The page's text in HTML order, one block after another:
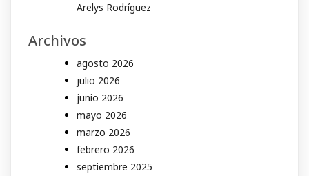
Arelys Rodríguez
Archivos
agosto 2026
julio 2026
junio 2026
mayo 2026
marzo 2026
febrero 2026
septiembre 2025